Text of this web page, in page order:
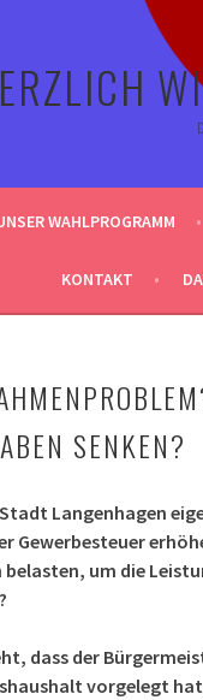
WAHLPROGRAMM
KONTAKT
SENKEN?
Langenhagen
Gewerbesteuer
belasten, um die
dass der
vorgelegt